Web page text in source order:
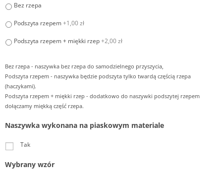
Bez rzepa
Podszyta rzepem+1,00 zł
Podszyta rzepem + miękki rzep+2,00 zł
Bez rzepa - naszywka bez rzepa do samodzielnego przyszycia,
Podszyta rzepem - naszywka będzie podszyta tylko twardą częścią rzepa
(haczykami).
Podszyta rzepem + miękki rzep - dodatkowo do naszywki podszytej rzepem
dołączamy miękką część rzepa.
Naszywka wykonana na piaskowym materiale
Tak
Wybrany wzór